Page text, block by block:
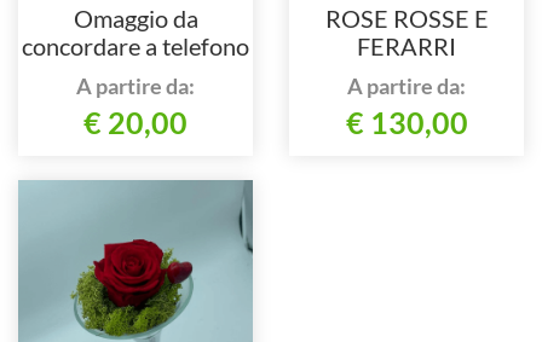
Omaggio da
concordare a telefono
al nostro numero
A partire da:
€ 20,00
ROSE ROSSE E
FERARRI
A partire da:
€ 130,00